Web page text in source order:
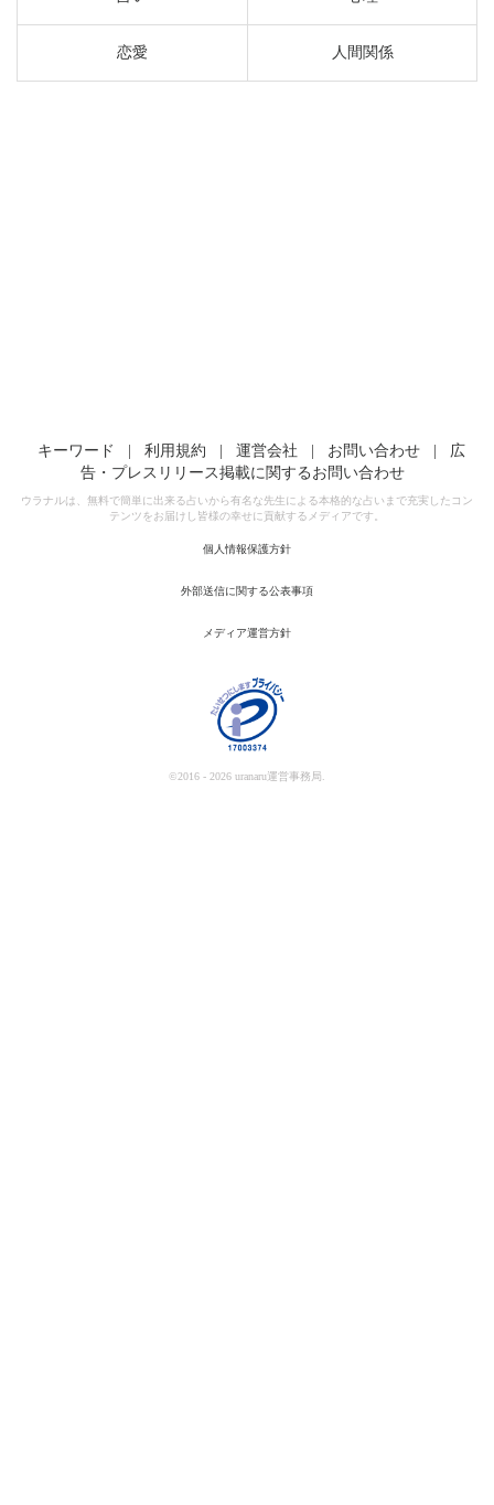
恋愛 人間関係
キーワード 利用規約 運営会社 お問い合わせ
広
告・プレスリリース掲載に関するお問い合わせ
ウラナルは、無料で簡単に出来る占いから有名な先生による本格的な占いまで充実したコン
テンツをお届けし皆様の幸せに貢献するメディアです。
個人情報保護方針
外部送信に関する公表事項
メディア運営方針
©2016 - 2026 uranaru運営事務局.